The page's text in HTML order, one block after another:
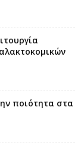
ποιότητα στα